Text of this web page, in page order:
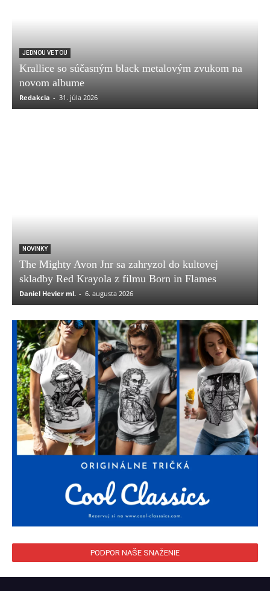
JEDNOU VETOU
Krallice so súčasným black metalovým zvukom na
novom albume
Redakcia - 31. júla 2026
NOVINKY
The Mighty Avon Jnr sa zahryzol do kultovej
skladby Red Krayola z filmu Born in Flames
Daniel Hevier ml. - 6. augusta 2026
PODPOR NAŠE SNAŽENIE